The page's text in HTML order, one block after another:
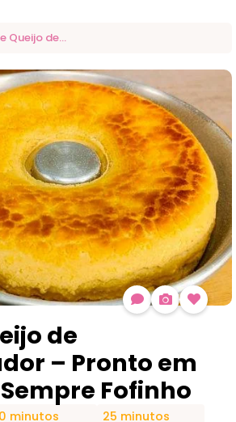
Pão de Queijo de Liquidificador – Pronto em Minutos e Sempre Fofinho
de
– Pronto em
Fofinho
minutos 25 minutos